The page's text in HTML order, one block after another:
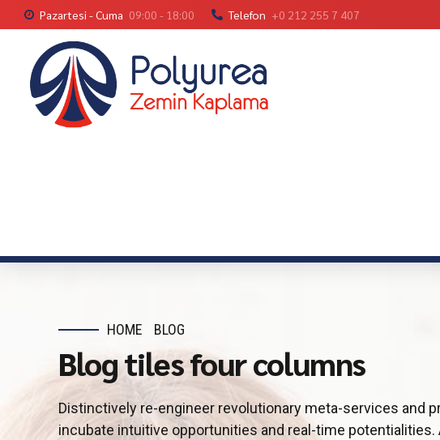
Pazartesi - Cuma 09:00 - 18:00 Telefon +0 212 255 7 407
HOME BLOG
Blog tiles four columns
Distinctively re-engineer revolutionary meta-services and
incubate intuitive opportunities and real-time